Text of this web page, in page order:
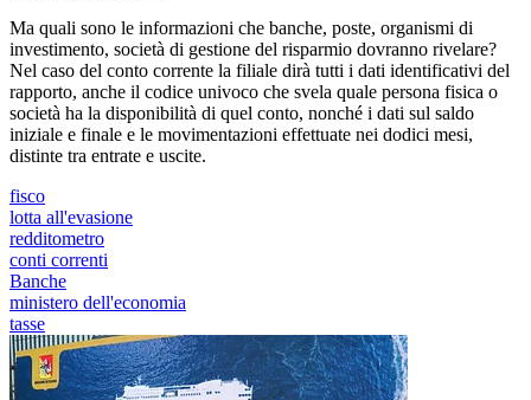
Ma quali sono le informazioni che banche, poste, organismi di
investimento, società di gestione del risparmio dovranno rivelare?
Nel caso del conto corrente la filiale dirà tutti i dati identificativi del
rapporto, anche il codice univoco che svela quale persona fisica o
società ha la disponibilità di quel conto, nonché i dati sul saldo
iniziale e finale e le movimentazioni effettuate nei dodici mesi,
distinte tra entrate e uscite.
fisco
lotta all'evasione
redditometro
conti correnti
Banche
ministero dell'economia
tasse